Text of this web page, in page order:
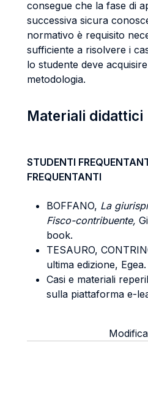
consegue che la fase di
successiva sicura
normativo è requisito
sufficiente a risolvere i
lo studente deve
metodologia.
Materiali didattici
STUDENTI
FREQUENTANTI
BOFFANO, La
Fisco-contribuente,
book.
TESAURO,
ultima edizione, Egea.
Casi e materiali
sulla piattaforma e-